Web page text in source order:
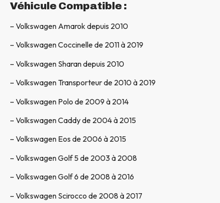
Véhicule Compatible :
– Volkswagen Amarok depuis 2010
– Volkswagen Coccinelle de 2011 à 2019
– Volkswagen Sharan depuis 2010
– Volkswagen Transporteur de 2010 à 2019
– Volkswagen Polo de 2009 à 2014
– Volkswagen Caddy de 2004 à 2015
– Volkswagen Eos de 2006 à 2015
– Volkswagen Golf 5 de 2003 à 2008
– Volkswagen Golf 6 de 2008 à 2016
– Volkswagen Scirocco de 2008 à 2017